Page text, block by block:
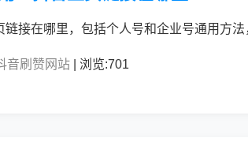
接在哪里，包括个人号和企业号通用方
音刷赞网站 | 浏览:701